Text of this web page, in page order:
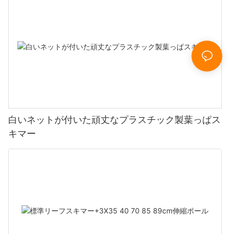
白いネットが付いた頑丈なプラスチック製葉っぱス
キマー